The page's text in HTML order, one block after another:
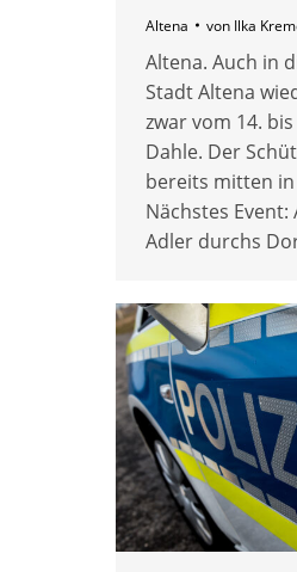
Altena von Ilka
Altena. Auch in
Stadt Altena
zwar vom 14.
Dahle. Der
bereits mitten
Nächstes
Adler durchs